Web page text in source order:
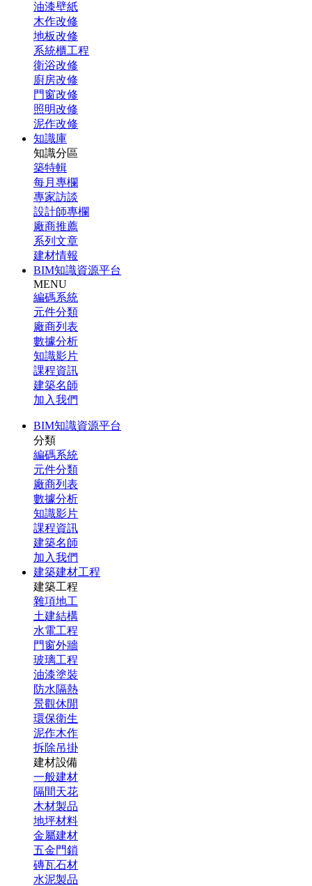
油漆壁紙
木作改修
地板改修
系統櫃工程
衛浴改修
廚房改修
門窗改修
照明改修
泥作改修
知識庫
知識分區
築特輯
每月專欄
專家訪談
設計師專欄
廠商推薦
系列文章
建材情報
BIM知識資源平台
MENU
編碼系統
元件分類
廠商列表
數據分析
知識影片
課程資訊
建築名師
加入我們
BIM知識資源平台
分類
編碼系統
元件分類
廠商列表
數據分析
知識影片
課程資訊
建築名師
加入我們
建築建材工程
建築工程
雜項地工
土建結構
水電工程
門窗外牆
玻璃工程
油漆塗裝
防水隔熱
景觀休閒
環保衛生
泥作木作
拆除吊掛
建材設備
一般建材
隔間天花
木材製品
地坪材料
金屬建材
五金門鎖
磚瓦石材
水泥製品